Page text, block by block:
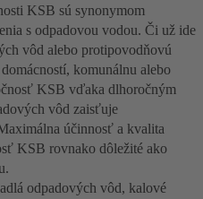
KSB sú synonymom
s odpadovou vodou. Či už ide
vôd alebo protipovodňovú
komunálnu alebo
KSB vďaka dlhoročným
vôd zaisťuje
účinnosť a kvalita
KSB rovnako dôležité ako
odpadových vôd, kalové